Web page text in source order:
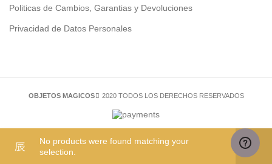
No products were found matching your
selection.
Politicas de Cambios, Garantias y Devoluciones
Privacidad de Datos Personales
OBJETOS MAGICOS 2020 TODOS LOS DERECHOS RESERVADOS
Mi cuenta
0 0
Tienda